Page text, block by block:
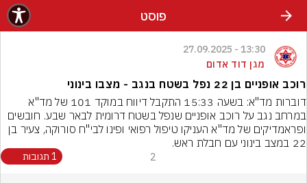
פוסט
13:30 - 27.09.2025
מגן דוד אדום
רוכב אופניים בן 22 נפל בשטח בנגב - מצבו בינוני
22 במצב בינוני עם חבלת ראש.
2 1 תגובות